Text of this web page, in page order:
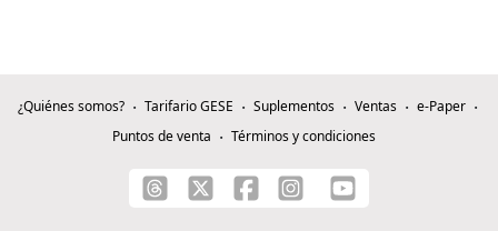
¿Quiénes somos? Tarifario GESE Suplementos Ventas
e-Paper
Puntos de venta
Términos y condiciones